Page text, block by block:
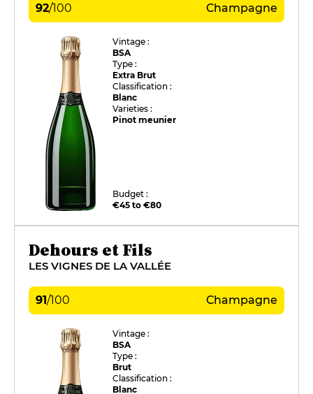
92/100 Champagne
Vintage :
BSA
Type :
Extra Brut
Classification :
Blanc
Varieties :
Pinot meunier
Budget :
€45 to €80
Dehours et Fils
LES VIGNES DE LA VALLÉE
91/100 Champagne
Vintage :
BSA
Type :
Brut
Classification :
Blanc